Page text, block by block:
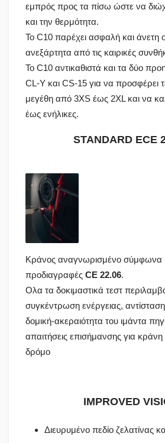
εμπρός προς τα πίσω ώστε να
και την θερμότητα.
Το C10 παρέχει ασφαλή και άνετη
ανεξάρτητα από τις καιρικές
Το C10 αντικαθιστά και τα δύο
CL-Y και CS-15 για να προσφέρει
μεγέθη από 3XS έως 2XL και να
έως ενήλικες.
STANDARD ECE
Κράνος αναγνωρισμένο σύμφωνα
προδιαγραφές CE 22.06.
Ολα τα δοκιμαστικά τεστ
συγκέντρωση ενέργειας, αντίσταση
δομική-ακεραιότητα του ιμάντα
απαιτήσεις επισήμανσης για
δρόμο
IMPROVED
Διευρυμένο πεδίο ζελατίνας